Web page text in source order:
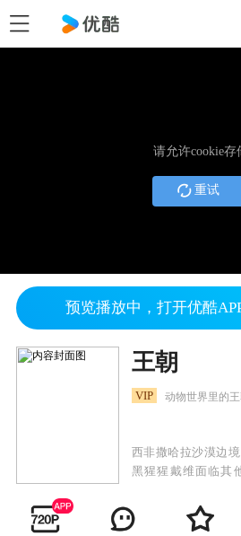
请允许cookie存
重试
预览播放中，打开优酷
王朝
VIP 动物世界里的
西非撒哈拉沙漠边
黑猩猩戴维面临其
死的王者又毅然决
南极大陆，数千只